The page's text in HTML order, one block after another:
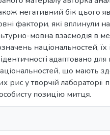
негативний бік цього
фактори, які вплинули
мовна взаємодія в
національностей, їх
адаптовано
що мають
рис у творчій
позицію митця.